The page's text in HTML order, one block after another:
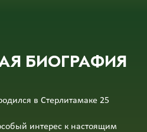
БИОГРАФИЯ
в Стерлитамаке 25
интерес к настоящим